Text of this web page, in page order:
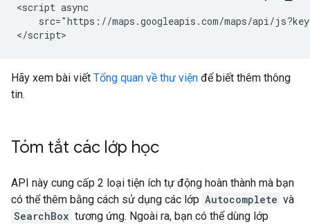
<script async
src="https://maps.googleapis.com/maps/api/
</script>
Hãy xem bài viết Tổng quan về thư viện để biết thêm thông
tin.
Tóm tắt các lớp học
API này cung cấp 2 loại tiện ích tự động hoàn thành mà bạn
có thể thêm bằng cách sử dụng các lớp Autocomplete và
SearchBox tương ứng. Ngoài ra, bạn có thể dùng lớp